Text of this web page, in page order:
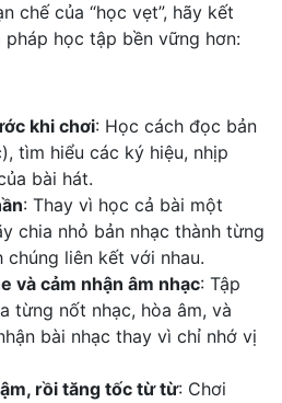
chế của “học vẹt”, hãy kết
học tập bền vững hơn:
khi chơi: Học cách đọc bản
tìm hiểu các ký hiệu, nhịp
bài hát.
: Thay vì học cả bài một
chia nhỏ bản nhạc thành từng
chúng liên kết với nhau.
và cảm nhận âm nhạc: Tập
từng nốt nhạc, hòa âm, và
bài nhạc thay vì chỉ nhớ vị
rồi tăng tốc từ từ: Chơi